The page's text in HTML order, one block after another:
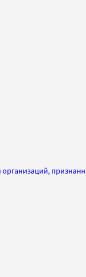
организаций,